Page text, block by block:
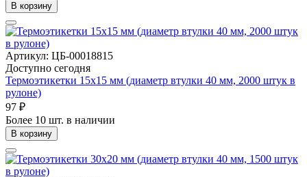
В корзину
Артикул: ЦБ-00018815
Доступно сегодня
Термоэтикетки 15х15 мм (диаметр втулки 40 мм, 2000 штук в
рулоне)
97 ₽
Более 10 шт. в наличии
В корзину